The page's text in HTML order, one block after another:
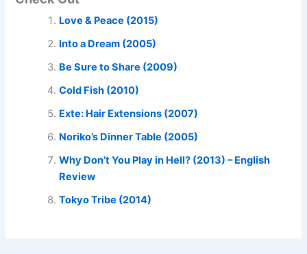
Love & Peace (2015)
Into a Dream (2005)
Be Sure to Share (2009)
Cold Fish (2010)
Exte: Hair Extensions (2007)
Noriko’s Dinner Table (2005)
Why Don’t You Play in Hell? (2013) – English
Review
Tokyo Tribe (2014)